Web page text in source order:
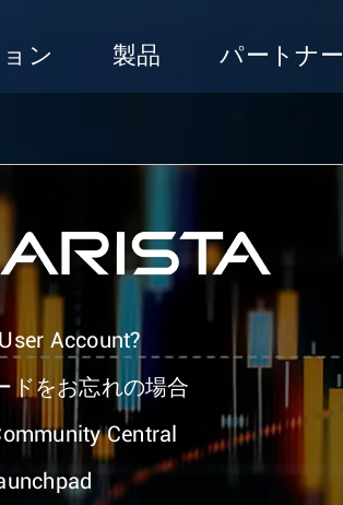
ン 製品 パートナー
Account?
ドをお忘れの場合
Central